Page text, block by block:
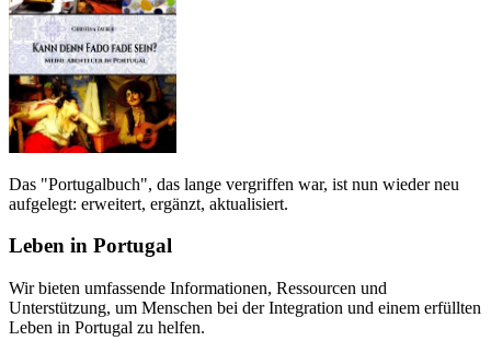
Das "Portugalbuch", das lange vergriffen war, ist nun wieder neu
aufgelegt: erweitert, ergänzt, aktualisiert.
Leben in Portugal
Wir bieten umfassende Informationen, Ressourcen und
Unterstützung, um Menschen bei der Integration und einem erfüllten
Leben in Portugal zu helfen.